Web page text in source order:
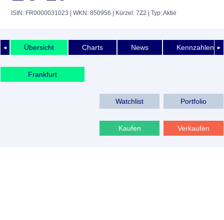
ISIN: FR0000031023 | WKN: 850956 | Kürzel: 7Z2 | Typ: Aktie
◄ ►
Übersicht Charts News Kennzahlen
Frankfurt
Watchlist Portfolio
Kaufen Verkaufen